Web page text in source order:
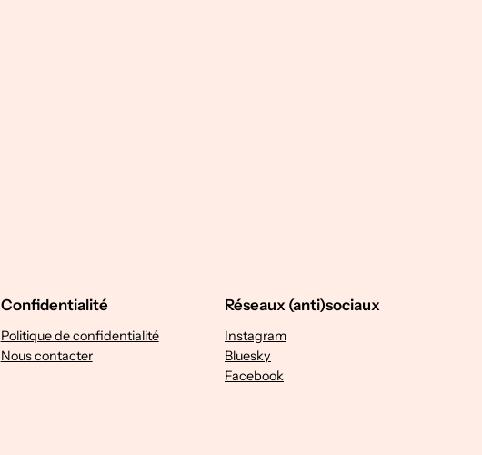
Confidentialité
Politique de confidentialité
Nous contacter
Réseaux (anti)sociaux
Instagram
Bluesky
Facebook